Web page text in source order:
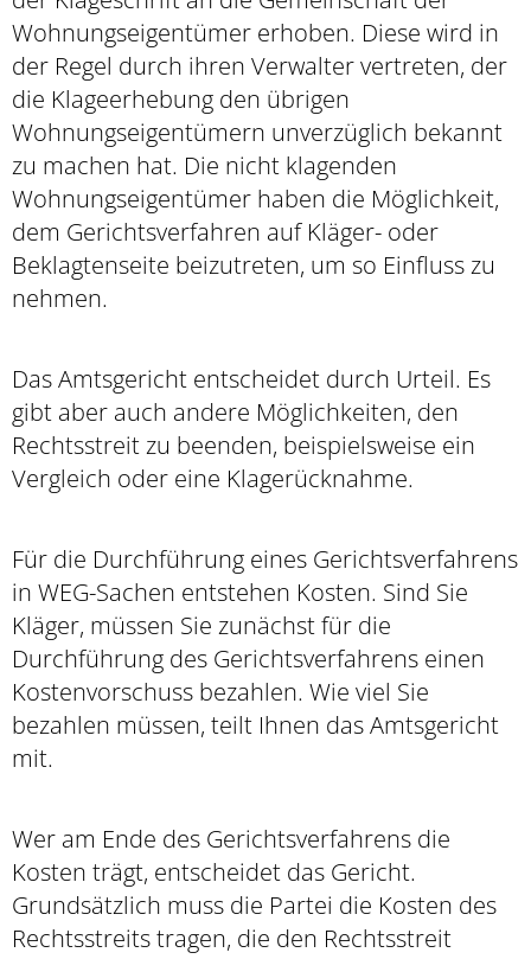
Wohnungseigentümer erhoben. Diese wird in
der Regel durch ihren Verwalter vertreten, der
die Klageerhebung den übrigen
Wohnungseigentümern unverzüglich bekannt
zu machen hat. Die nicht klagenden
Wohnungseigentümer haben die Möglichkeit,
dem Gerichtsverfahren auf Kläger- oder
Beklagtenseite beizutreten, um so Einfluss zu
nehmen.
Das Amtsgericht entscheidet durch Urteil. Es
gibt aber auch andere Möglichkeiten, den
Rechtsstreit zu beenden, beispielsweise ein
Vergleich oder eine Klagerücknahme.
Für die Durchführung eines Gerichtsverfahrens
in WEG-Sachen entstehen Kosten. Sind Sie
Kläger, müssen Sie zunächst für die
Durchführung des Gerichtsverfahrens einen
Kostenvorschuss bezahlen. Wie viel Sie
bezahlen müssen, teilt Ihnen das Amtsgericht
mit.
Wer am Ende des Gerichtsverfahrens die
Kosten trägt, entscheidet das Gericht.
Grundsätzlich muss die Partei die Kosten des
Rechtsstreits tragen, die den Rechtsstreit